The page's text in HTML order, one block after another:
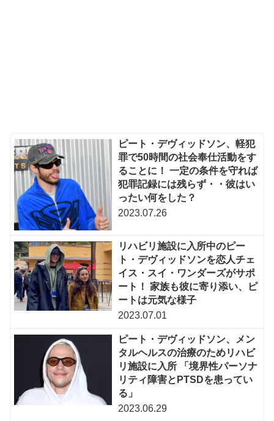
ピート・デヴィッドソン、軽犯
罪で50時間の社会奉仕活動をす
ることに！ 一定の条件を守れば
犯罪記録には残らず・・彼はい
ったい何をした？
2023.07.26
リハビリ施設に入所中のピー
ト・デヴィッドソンを恋人チェ
イス・スイ・ワンダーズがサポ
ート！ 家族も彼に寄り添い、ピ
ートは元気な様子
2023.07.01
ピート・デヴィッドソン、メン
タルヘルスの治療のためリハビ
リ施設に入所 「境界性パーソナ
リティ障害とPTSDを患ってい
る」
2023.06.29